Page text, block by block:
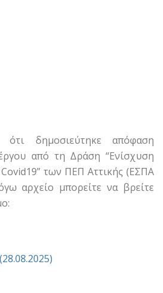
ότι δημοσιεύτηκε απόφαση
από τη Δράση “Ενίσχυση
των ΠΕΠ Αττικής (ΕΣΠΑ
αρχείο μπορείτε να βρείτε